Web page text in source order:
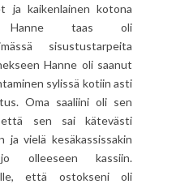
ja kaikenlainen kotona
Hanne taas oli
sisustustarpeita
Hanne oli saanut
sylissä kotiin asti
Oma saaliini oli sen
että sen sai kätevästi
ja vielä kesäkassissakin
olleeseen kassiin.
että ostokseni oli